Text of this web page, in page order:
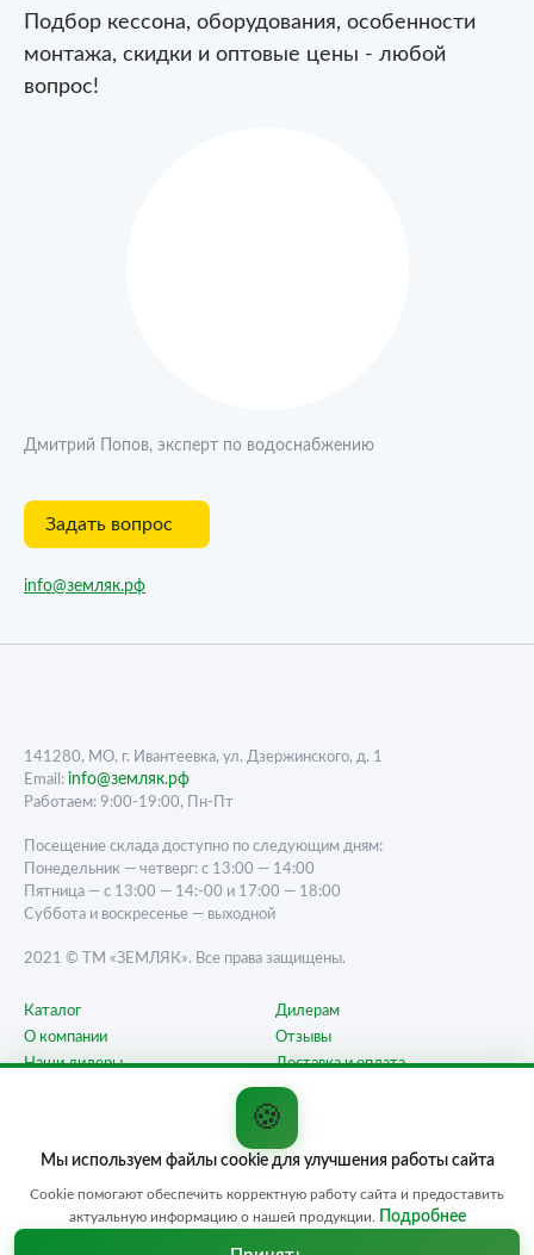
Подбор кессона, оборудования, особенности
монтажа, скидки и оптовые цены - любой
вопрос!
Дмитрий Попов, эксперт по водоснабжению
Задать вопрос
info@земляк.рф
141280, МО, г. Ивантеевка, ул. Дзержинского, д. 1
Email: info@земляк.рф
Работаем: 9:00-19:00, Пн-Пт
Посещение склада доступно по следующим дням:
Понедельник — четверг: с 13:00 — 14:00
Пятница — с 13:00 — 14:-00 и 17:00 — 18:00
Суббота и воскресенье — выходной
2021 © ТМ «ЗЕМЛЯК». Все права защищены.
Каталог
О компании
Наши дилеры
Дилерам
Отзывы
Доставка и оплата
Контакты
Любая информация, представленная на данном сайте, носит исключительно
офертой, определяемой положением статьи 437 ГК РФ. Отправляя сведения
через любую электронную форму на этом сайте, вы даёте согласие на
🍪
Мы используем файлы cookie для улучшения работы сайта
Cookie помогают обеспечить корректную работу сайта и предоставить
актуальную информацию о нашей продукции.
Подробнее